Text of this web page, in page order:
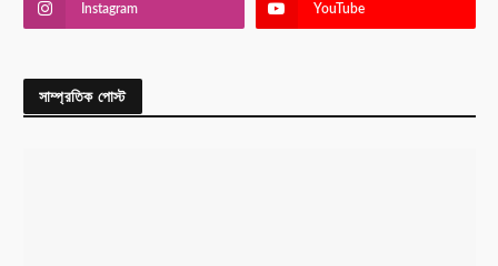
Instagram YouTube
সাম্প্রতিক পোস্ট